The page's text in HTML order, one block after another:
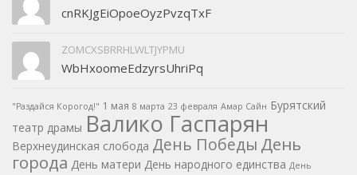
cnRKJgEiOpoeOyzPvzqTxF
ZOMCXSBRRHLWLTJYPMU
WbHxoomeEdzyrsUhriPq
"Раздайся Корогод!" 1 мая 8 марта 23 февраля Амар Сайн Бурятский
театр драмы Валико Гаспарян
Верхнеудинская слобода День Победы День
города День матери День народного единства День